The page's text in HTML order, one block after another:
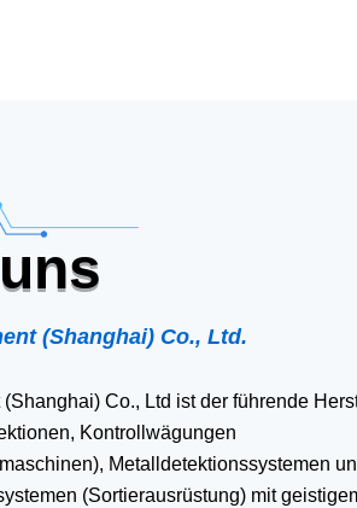
(Shanghai) Co., Ltd.
(Shanghai) Co., Ltd ist der führende
Kontrollwägungen
Metalldetektionssystemen
(Sortierausrüstung) mit